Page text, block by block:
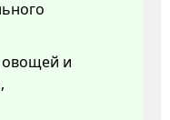
овощей и